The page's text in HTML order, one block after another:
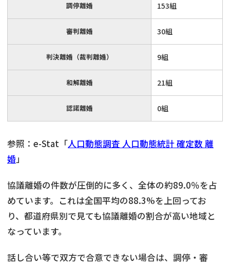
調停離婚 153組
審判離婚 30組
判決離婚（裁判離婚） 9組
和解離婚 21組
認諾離婚 0組
参照：e-Stat「人口動態調査 人口動態統計 確定数 離
婚」
協議離婚の件数が圧倒的に多く、全体の約89.0％を占
めています。これは全国平均の88.3%を上回ってお
り、都道府県別で見ても協議離婚の割合が高い地域と
なっています。
話し合い等で双方で合意できない場合は、調停・審